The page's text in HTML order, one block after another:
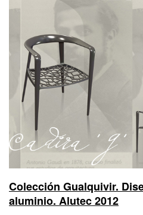
Colección Gualquivir.
aluminio. Alutec 2012